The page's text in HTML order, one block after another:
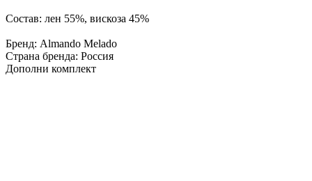
Состав: лен 55%, вискоза 45%
Бренд: Almando Melado
Страна бренда: Россия
Дополни комплект